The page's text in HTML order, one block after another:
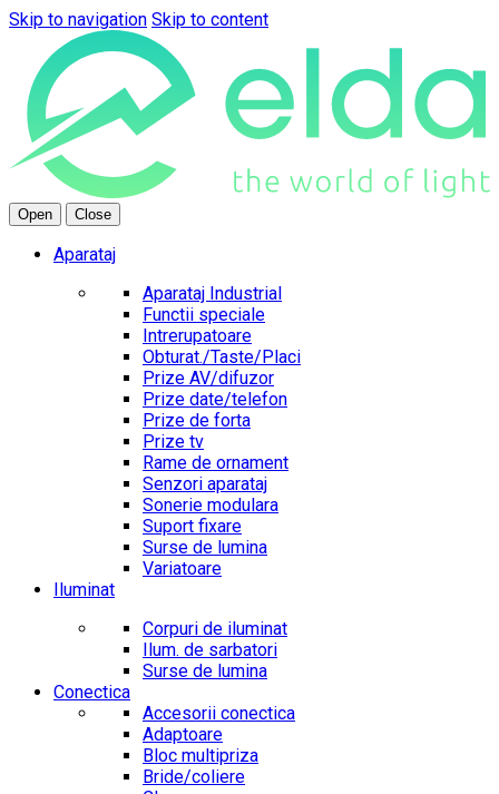
Skip to navigation Skip to content
Open Close
Aparataj
Aparataj Industrial
Functii speciale
Intrerupatoare
Obturat./Taste/Placi
Prize AV/difuzor
Prize date/telefon
Prize de forta
Prize tv
Rame de ornament
Senzori aparataj
Sonerie modulara
Suport fixare
Surse de lumina
Variatoare
Iluminat
Corpuri de iluminat
Ilum. de sarbatori
Surse de lumina
Conectica
Accesorii conectica
Adaptoare
Bloc multipriza
Bride/coliere